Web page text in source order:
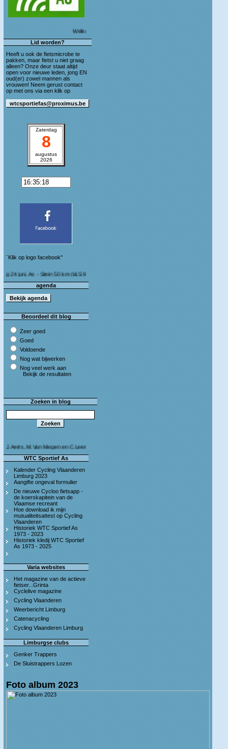
Welkom op de blog van WTC Sportief As!
Lid worden?
Heeft u ook de fietsmicrobe te
pakken, maar fietst u niet graag
alleen? Onze deur staat altijd
open voor nieuwe leden, jong EN
oud(er) zowel mannen als
vrouwen! Neem gerust contact
op met ons via een klik op
Zaterdag
8
augustus
2026
¨Klik op logo facebook"
As - Stein 50 km (I&S 9u - 10u30) Café Bij die van ons As
agenda
Beoordeel dit blog
Zeer goed
Goed
Voldoende
Nog wat bijwerken
Nog veel werk aan
Bekijk de resultaten
Zoeken in blog
Megen en C.Leeman - Van harte proficiat!
WTC Sportief As
Kalender Cycling Vlaanderen
Limburg 2023
Aangifte ongeval formulier
De nieuwe Cycloo fietsapp -
de koerskapitein van de
Vlaamse recreant
Hoe download ik mijn
mutualiteitsattest op Cycling
Vlaanderen
Historiek WTC Sportief As
1973 - 2023
Historiek kledij WTC Sportief
As 1973 - 2025
Varia websites
Het magazine van de actieve
fietser...Grinta
Cyclelive magazine
Cycling Vlaanderen
Weerbericht Limburg
Catenacycling
Cycling Vlaanderen Limburg
Limburgse clubs
Genker Trappers
De Sluistrappers Lozen
Foto album 2023